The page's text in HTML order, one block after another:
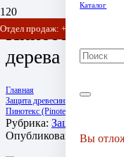
Отдел продаж: +7 (903) 778-
Каталог
Вы
Пинотекс
дерева
Главная
Защита древесины
Пинотекс (Pinotex) пропитки для
Рубрика: Защита
Опубликовано:13 лет